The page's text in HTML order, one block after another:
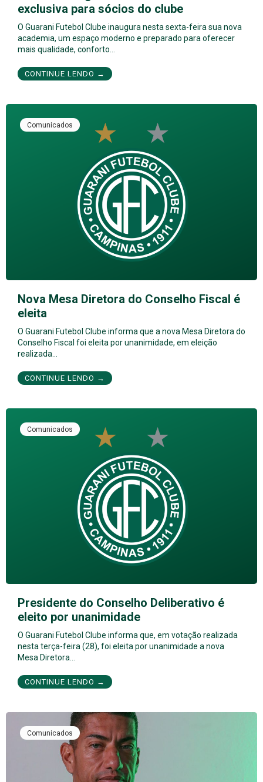
exclusiva para sócios do clube
O Guarani Futebol Clube inaugura nesta sexta-feira sua nova
academia, um espaço moderno e preparado para oferecer
mais qualidade, conforto…
CONTINUE LENDO →
Comunicados
Nova Mesa Diretora do Conselho Fiscal é
eleita
O Guarani Futebol Clube informa que a nova Mesa Diretora do
Conselho Fiscal foi eleita por unanimidade, em eleição
realizada…
CONTINUE LENDO →
Comunicados
Presidente do Conselho Deliberativo é
eleito por unanimidade
O Guarani Futebol Clube informa que, em votação realizada
nesta terça-feira (28), foi eleita por unanimidade a nova
Mesa Diretora…
CONTINUE LENDO →
Comunicados